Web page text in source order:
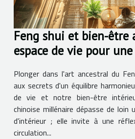
Feng shui et bien-être
espace de vie pour
Plonger dans l'art ancestral du
aux secrets d'un équilibre
de vie et notre bien-être
chinoise millénaire dépasse de loin
d'intérieur ; elle invite à une
circulation...